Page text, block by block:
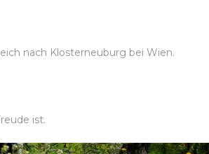
nach Klosterneuburg bei Wien.
ist.